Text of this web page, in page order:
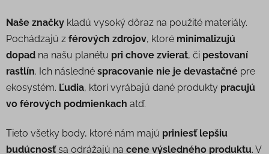
Naše značky kladú vysoký dôraz na použité materiály.
Pochádzajú z férových zdrojov, ktoré minimalizujú
dopad na našu planétu pri chove zvierat, či pestovaní
rastlín. Ich následné spracovanie nie je devastačné pre
ekosystém. Ľudia, ktorí vyrábajú dané produkty pracujú
vo férových podmienkach atď.
Tieto všetky body, ktoré nám majú priniesť lepšiu
budúcnosťsa odrážajú na cene výsledného produktu. V